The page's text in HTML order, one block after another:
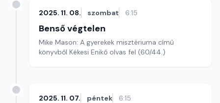
2025. 11. 08. szombat 6:15
Benső végtelen
Mike Mason: A gyerekek misztériuma című
könyvből Kékesi Enikő olvas fel (60/44.)
2025. 11. 07. péntek 6:15